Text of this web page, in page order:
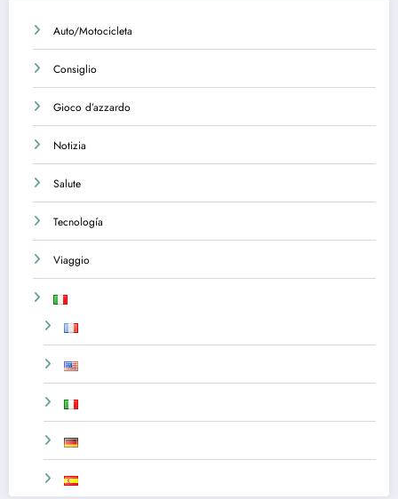
Auto/Motocicleta
Consiglio
Gioco d’azzardo
Notizia
Salute
Tecnología
Viaggio